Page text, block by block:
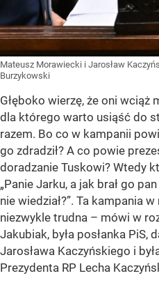
Mateusz Morawiecki i Jarosław
Burzykowski
Głęboko wierzę, że oni wciąż
dla którego warto usiąść do
razem. Bo co w kampanii
go zdradził? A co powie
doradzanie Tuskowi? Wtedy
„Panie Jarku, a jak brał go
nie wiedział?”. Ta kampania
niezwykle trudna – mówi w
Jakubiak, była posłanka PiS,
Jarosława Kaczyńskiego i
Prezydenta RP Lecha